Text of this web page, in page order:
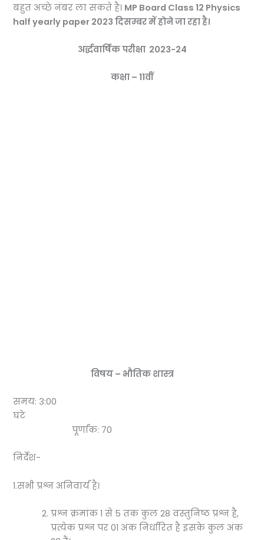
बहुत अच्छे नंबर ला सकते है। MP Board Class 12 Physics
half yearly paper 2023 दिसम्बर में होने जा रहा है।
अर्द्धवार्षिक परीक्षा 2023-24
कक्षा – 11वीं
विषय – भौतिक शास्त्र
समय: 3:00
घंटे
पूर्णांक: 70
निर्देश-
1.सभी प्रश्न अनिवार्य है।
प्रश्न क्रमांक 1 से 5 तक कुल 28 वस्तुनिष्ठ प्रश्न है,
प्रत्येक प्रश्न पर 01 अंक निर्धारित है इसके कुल अंक